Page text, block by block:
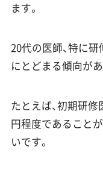
ます。
20代の医師、特に
にとどまる傾向があ
たとえば、初期研
円程度であることが
いです。